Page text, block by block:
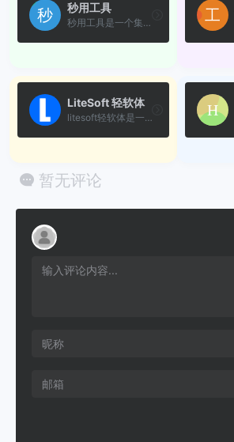
秒用工具
秒用工具是一个集合多种免费...
LiteSoft 轻软体
litesoft轻软体是一个功能全...
暂无评论